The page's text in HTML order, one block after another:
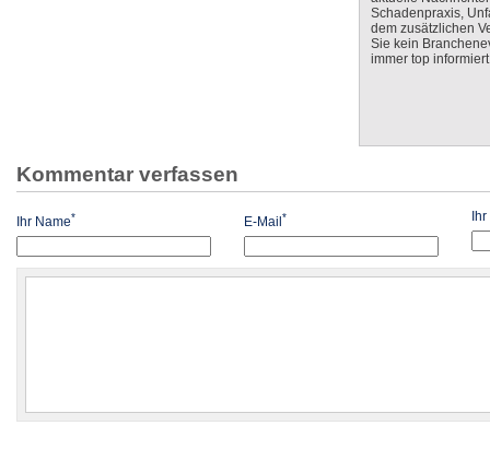
Schadenpraxis,
dem zusätzlichen
Sie kein
immer top
Kommentar verfassen
Ihr Name* E-Mail *